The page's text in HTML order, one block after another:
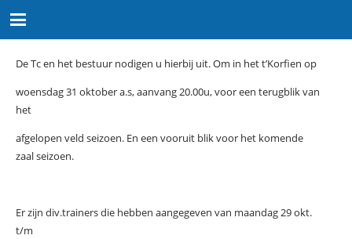
De Tc en het bestuur nodigen u hierbij uit. Om in het t’Korfien op
woensdag 31 oktober a.s, aanvang 20.00u, voor een terugblik van
het
afgelopen veld seizoen. En een vooruit blik voor het komende
zaal seizoen.
Er zijn div.trainers die hebben aangegeven van maandag 29 okt.
t/m